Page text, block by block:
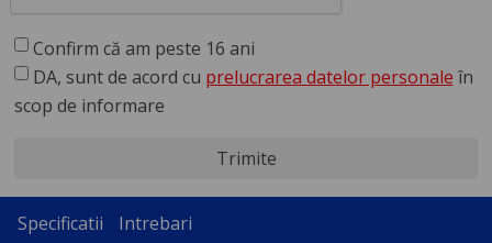
Confirm că am peste 16 ani
DA, sunt de acord cu prelucrarea datelor personale în
scop de informare
Trimite
Specificatii Intrebari